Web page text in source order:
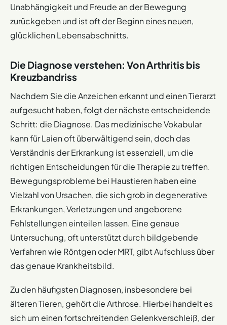
Unabhängigkeit und Freude an der Bewegung
zurückgeben und ist oft der Beginn eines neuen,
glücklichen Lebensabschnitts.
Die Diagnose verstehen: Von Arthritis bis
Kreuzbandriss
Nachdem Sie die Anzeichen erkannt und einen Tierarzt
aufgesucht haben, folgt der nächste entscheidende
Schritt: die Diagnose. Das medizinische Vokabular
kann für Laien oft überwältigend sein, doch das
Verständnis der Erkrankung ist essenziell, um die
richtigen Entscheidungen für die Therapie zu treffen.
Bewegungsprobleme bei Haustieren haben eine
Vielzahl von Ursachen, die sich grob in degenerative
Erkrankungen, Verletzungen und angeborene
Fehlstellungen einteilen lassen. Eine genaue
Untersuchung, oft unterstützt durch bildgebende
Verfahren wie Röntgen oder MRT, gibt Aufschluss über
das genaue Krankheitsbild.
Zu den häufigsten Diagnosen, insbesondere bei
älteren Tieren, gehört die Arthrose. Hierbei handelt es
sich um einen fortschreitenden Gelenkverschleiß, der